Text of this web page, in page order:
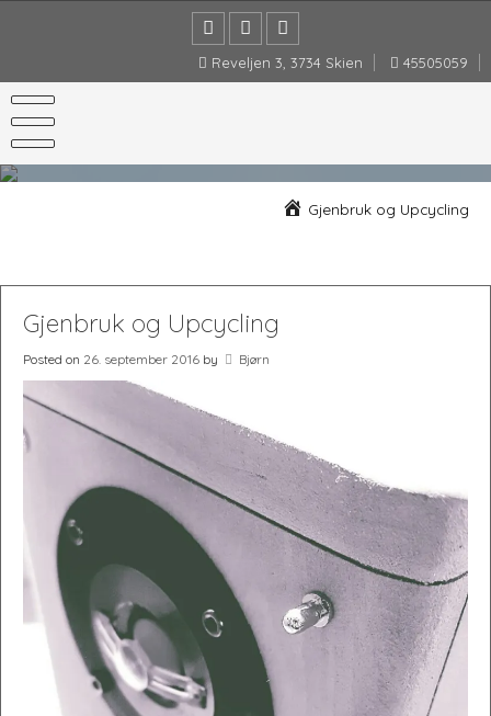
Reveljen 3, 3734 Skien
45505059
Møbler og interiørartikler håndlaget etter dine ønsker.
Gjenbruk og Upcycling
Gjenbruk og Upcycling
Posted on 26. september 2016 by Bjørn